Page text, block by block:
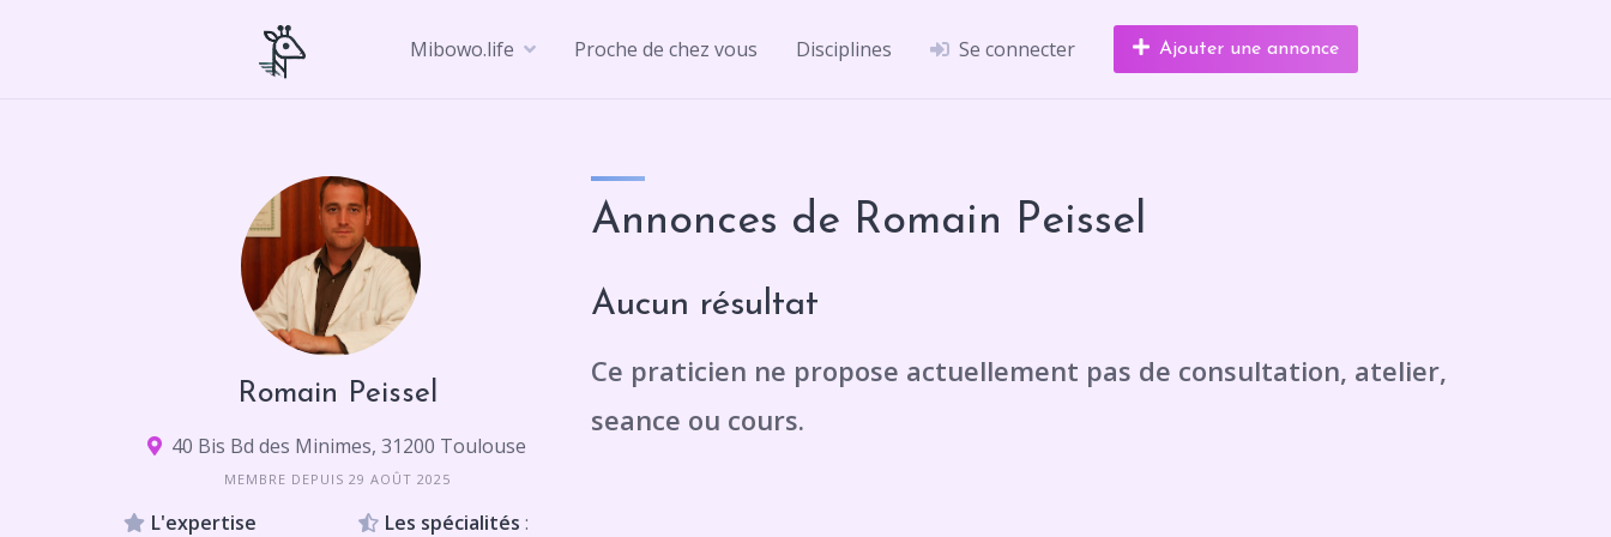
Mibowo.life Proche de chez vous Disciplines Se connecter Ajouter une annonce
Romain Peissel
40 Bis Bd des Minimes, 31200 Toulouse
MEMBRE DEPUIS 29 AOÛT 2025
L'expertise
Les spécialités :
Annonces de Romain Peissel
Aucun résultat